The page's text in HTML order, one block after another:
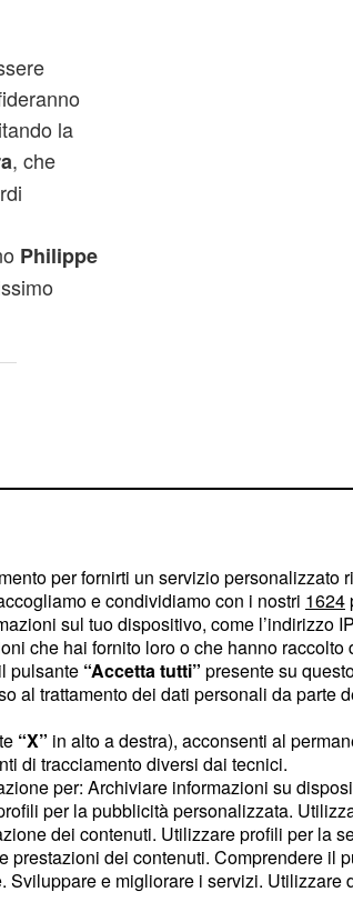
la
, che
Philippe
eAndré
sulla carta
Per
il Team
per fornirti un servizio personalizzato
e condividiamo con i nostri 1624
sul tuo dispositivo, come l’indirizzo
che hai fornito loro o che hanno
pulsante “Accetta tutti” presente su
al trattamento dei dati personali da parte
“X” in alto a destra), acconsenti al
di tracciamento diversi dai tecnici.
per: Archiviare informazioni su
per la pubblicità personalizzata.
dei contenuti. Utilizzare profili per la
dei contenuti. Comprendere il
e migliorare i servizi. Utilizzare